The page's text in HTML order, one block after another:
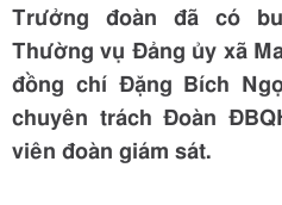
Trưởng đoàn đã có
Thường vụ Đảng ủy xã
đồng chí Đặng Bích
chuyên trách Đoàn
viên đoàn giám sát.